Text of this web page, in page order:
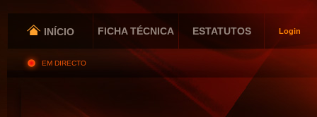
INÍCIO FICHA TÉCNICA ESTATUTOS Login
EM DIRECTO